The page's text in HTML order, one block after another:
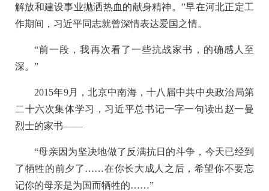
解放和建设事业抛洒热血的献身精神。”早在河北正定工
作期间，习近平同志就曾深情表达爱国之情。
“前一段，我再次看了一些抗战家书，的确感人至
深。”
2015年9月，北京中南海，十八届中共中央政治局第
二十六次集体学习，习近平总书记一字一句读出赵一曼
烈士的家书——
“母亲因为坚决地做了反满抗日的斗争，今天已经到
了牺牲的前夕了……在你长大成人之后，希望你不要忘
记你的母亲是为国而牺牲的……”